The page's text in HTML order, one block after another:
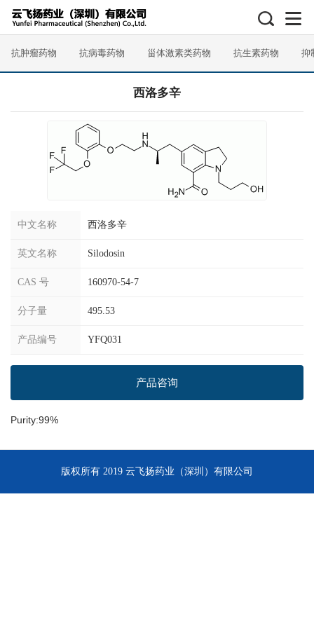
抗肿瘤药物 抗病毒药物 甾体激素类药物 抗生素药物 抑
西洛多辛
中文名称 西洛多辛
英文名称 Silodosin
CAS 号 160970-54-7
分子量 495.53
产品编号 YFQ031
产品咨询
Purity:99%
版权所有 2019 云飞扬药业（深圳）有限公司